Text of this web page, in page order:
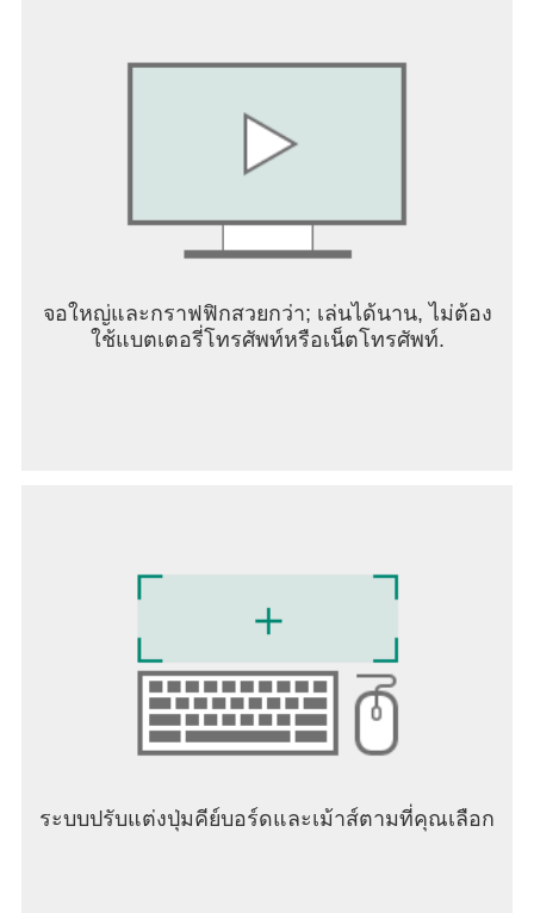
ตรวจสอบความเสี่ยงแบบเรียลไทม์ โปรโตคอล KYC ที่
กระบวนการ KYC ที่รวดเร็วและปลอดภัย
Binance ร่วมมือกับผู้จำหน่าย KYC ชั้นนำเพื่อให้
กระบวนการลงทะเบียนที่รวดเร็ว ดังนั้นคุณจึงสามารถ
ไม่กี่นาที
รับเนื้อหา blockchain และ crypto Web3 ที่ปรับแต่ง
โดยเฉพาะซึ่งส่งไปยังหน้าแรกของแอปของคุณ
รับรางวัล crypto โดยการเรียนรู้และทำแบบทดสอบ
เกี่ยวกับวิธีการทำงานของ cryptocurrencies
Wallet กระเป๋าเงินดิจิตอลแบบครบวงจรภายในแอป
Binance แลกเปลี่ยนโทเค็นที่คุณชื่นชอบแบบออนไลน์
จอใหญ่และกราฟฟิกสวยกว่า; เล่นได้นาน, ไม่ต้อง
ใช้แบตเตอรี่โทรศัพท์หรือเน็ตโทรศัพท์.
ระบบปรับแต่งปุ่มคีย์บอร์ดและเม้าส์ตามที่คุณเลือก